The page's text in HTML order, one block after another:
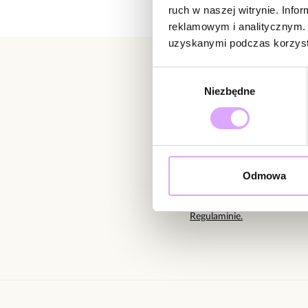
ruch w naszej witrynie.
reklamowym i
uzyskanymi podczas
Niezbędne
Odmowa
Newsletter
Bądź na bieżąco z
Regulaminie.